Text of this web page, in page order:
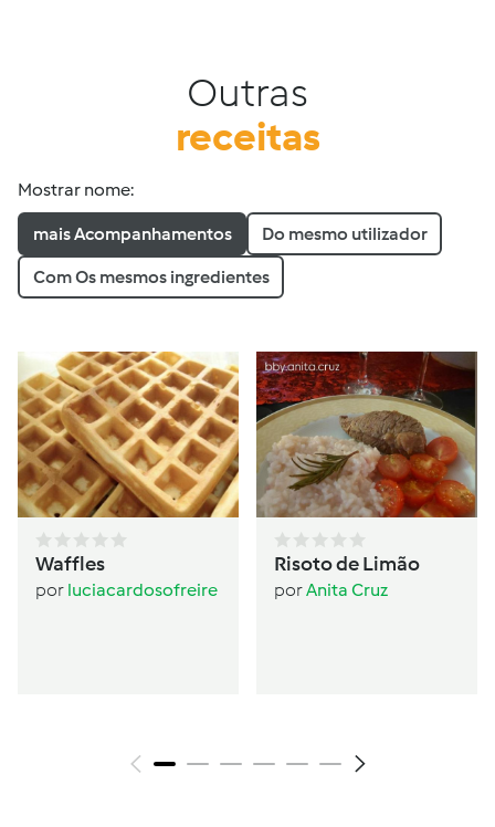
Outras
receitas
Mostrar nome:
mais Acompanhamentos Do mesmo utilizador
Com Os mesmos ingredientes
Waffles
por luciacardosofreire
Risoto de Limão
porAnita Cruz